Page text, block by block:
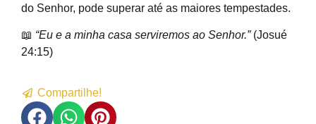
do Senhor, pode superar até as maiores tempestades.
📖 “Eu e a minha casa serviremos ao Senhor.”(Josué
24:15)
Compartilhe!